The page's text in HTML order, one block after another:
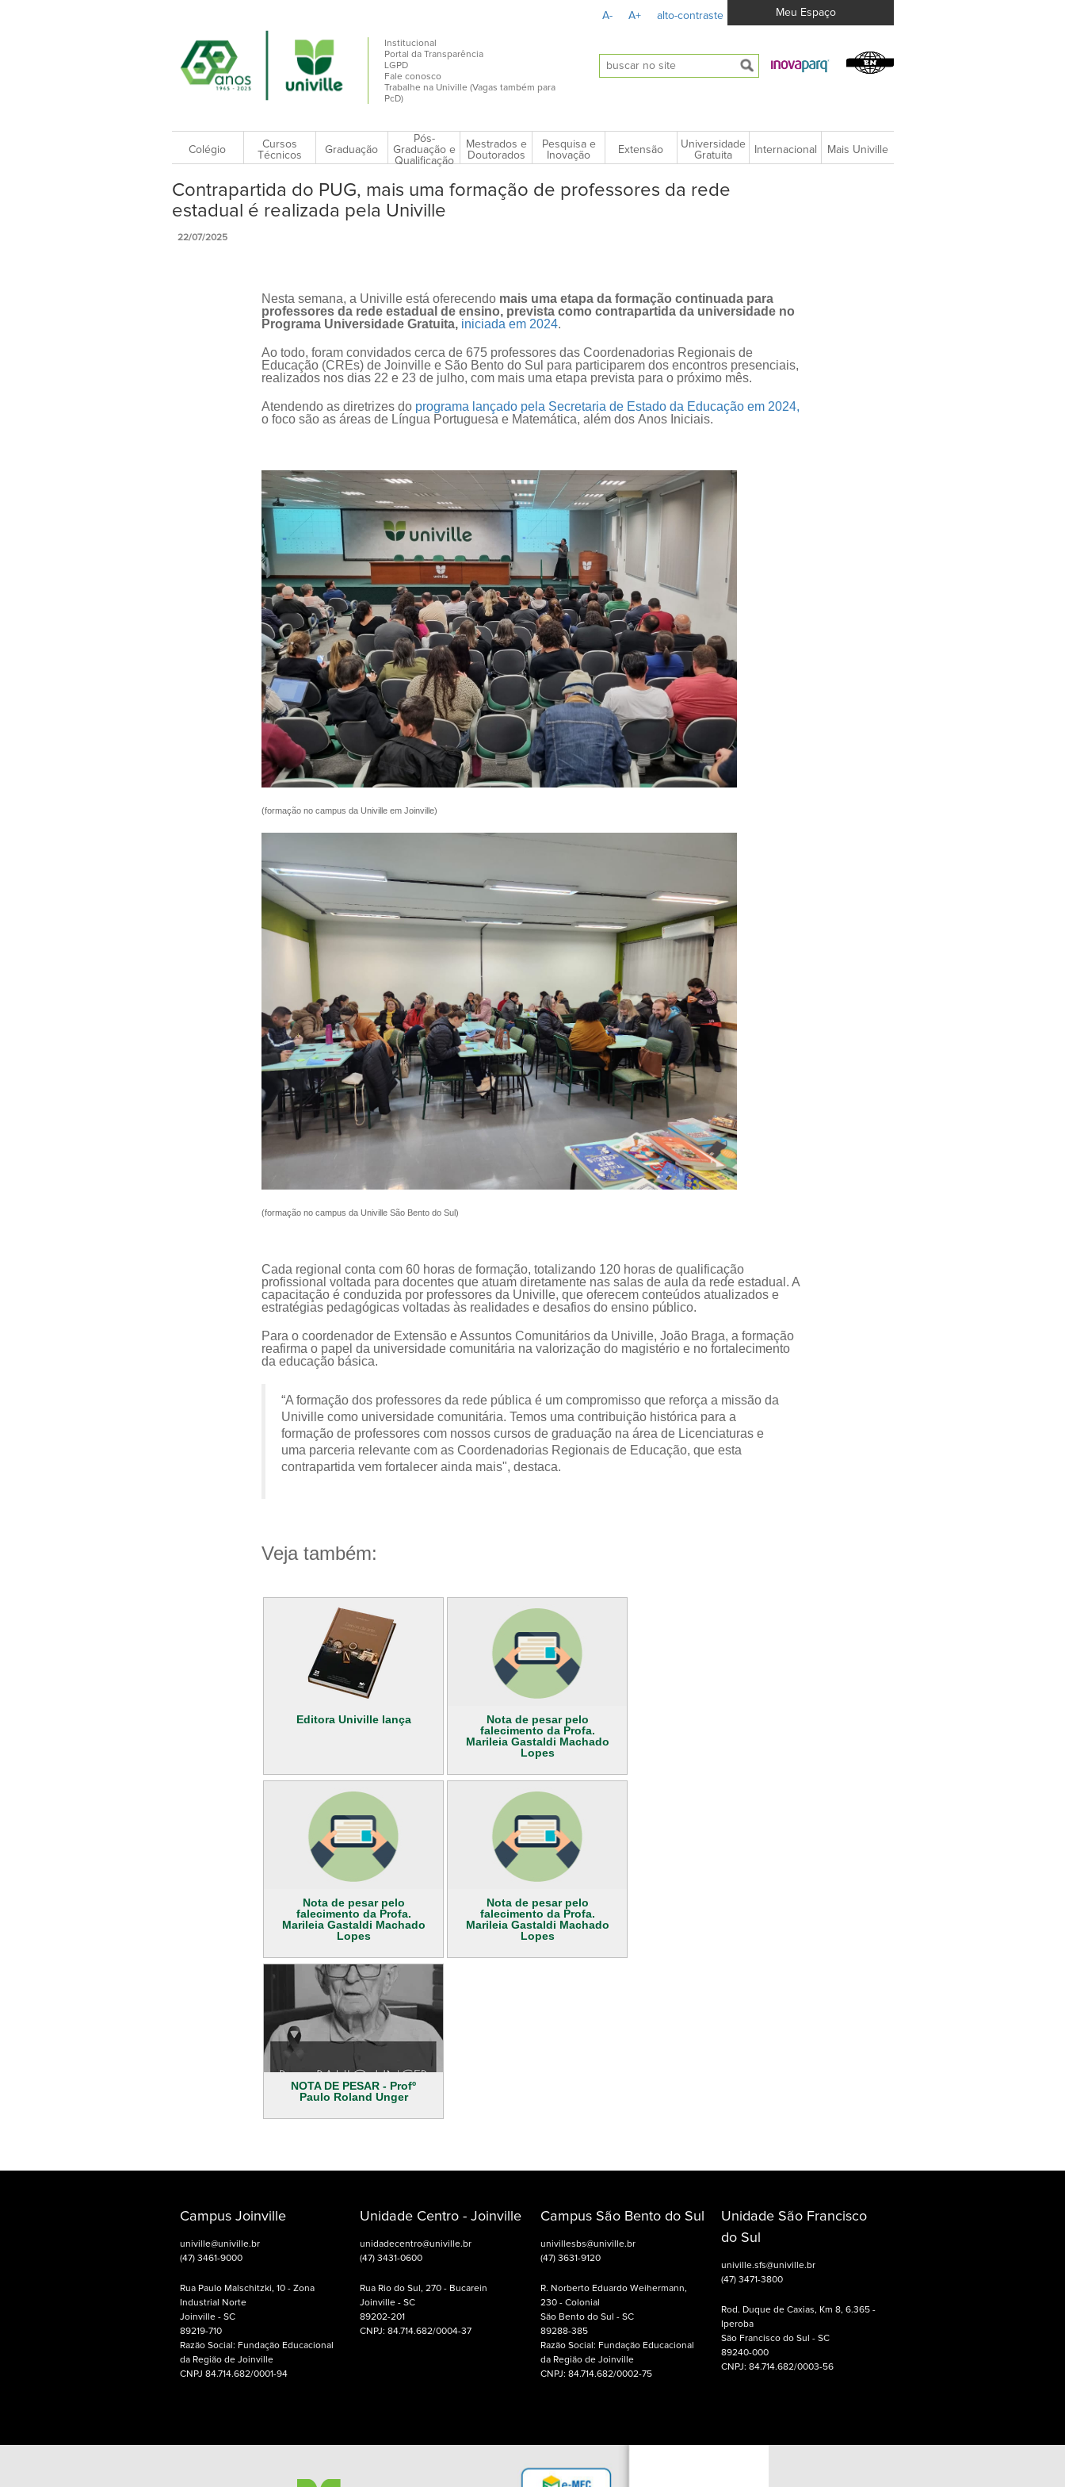
A- A+ alto-contraste Meu Espaço
Institucional
Portal da Transparência
LGPD
Fale conosco
Trabalhe na Univille (Vagas também para
PcD)
Colégio
Cursos
Técnicos
Graduação
Pós-
Graduação e
Qualificação
Mestrados e
Doutorados
Pesquisa e
Inovação
Extensão
Universidade
Gratuita
Internacional Mais Univille
Contrapartida do PUG, mais uma formação de professores da rede
estadual é realizada pela Univille
22/07/2025
Nesta semana, a Univille está oferecendo mais uma etapa da formação continuada para
professores da rede estadual de ensino, prevista como contrapartida da universidade no
Programa Universidade Gratuita, iniciada em 2024.
Ao todo, foram convidados cerca de 675 professores das Coordenadorias Regionais de
Educação (CREs) de Joinville e São Bento do Sul para participarem dos encontros presenciais,
realizados nos dias 22 e 23 de julho, com mais uma etapa prevista para o próximo mês.
Atendendo as diretrizes do programa lançado pela Secretaria de Estado da Educação em 2024,
o foco são as áreas de Língua Portuguesa e Matemática, além dos Anos Iniciais.
(formação no campus da Univille em Joinville)
(formação no campus da Univille São Bento do Sul)
Cada regional conta com 60 horas de formação, totalizando 120 horas de qualificação
profissional voltada para docentes que atuam diretamente nas salas de aula da rede estadual. A
capacitação é conduzida por professores da Univille, que oferecem conteúdos atualizados e
estratégias pedagógicas voltadas às realidades e desafios do ensino público.
Para o coordenador de Extensão e Assuntos Comunitários da Univille, João Braga, a formação
reafirma o papel da universidade comunitária na valorização do magistério e no fortalecimento
da educação básica.
“A formação dos professores da rede pública é um compromisso que reforça a missão da
Univille como universidade comunitária. Temos uma contribuição histórica para a
formação de professores com nossos cursos de graduação na área de Licenciaturas e
uma parceria relevante com as Coordenadorias Regionais de Educação, que esta
contrapartida vem fortalecer ainda mais", destaca.
Veja também:
Editora Univille lança
Nota de pesar pelo
falecimento da Profa.
Marileia Gastaldi Machado
Lopes
Nota de pesar pelo
falecimento da Profa.
Marileia Gastaldi Machado
Lopes
Nota de pesar pelo
falecimento da Profa.
Marileia Gastaldi Machado
Lopes
NOTA DE PESAR - Profº
Paulo Roland Unger
Campus Joinville
univille@univille.br
(47) 3461-9000
Rua Paulo Malschitzki, 10 - Zona
Industrial Norte
Joinville - SC
89219-710
Razão Social: Fundação Educacional
da Região de Joinville
CNPJ 84.714.682/0001-94
Unidade Centro - Joinville
unidadecentro@univille.br
(47) 3431-0600
Rua Rio do Sul, 270 - Bucarein
Joinville - SC
89202-201
CNPJ: 84.714.682/0004-37
Campus São Bento do Sul
univillesbs@univille.br
(47) 3631-9120
R. Norberto Eduardo Weihermann,
230 - Colonial
São Bento do Sul - SC
89288-385
Razão Social: Fundação Educacional
da Região de Joinville
CNPJ: 84.714.682/0002-75
Unidade São Francisco
do Sul
univille.sfs@univille.br
(47) 3471-3800
Rod. Duque de Caxias, Km 8, 6.365 -
Iperoba
São Francisco do Sul - SC
89240-000
CNPJ: 84.714.682/0003-56